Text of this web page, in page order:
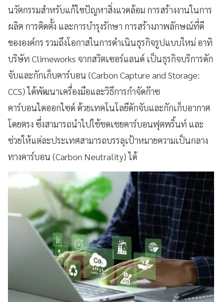
นวัตกรรมสำหรับแก้ไขปัญหาสิ่งแวดล้อม การสร้างงานในการ
ผลิต การติดตั้ง และการบำรุงรักษา การสร้างภาพลักษณ์ที่ดี
ขององค์กร รวมถึงโอกาสในการดำเนินธุรกิจรูปแบบใหม่ อาทิ
บริษัท Climeworks จากสวิตเซอร์แลนด์ เป็นธุรกิจบริการดัก
จับและกักเก็บคาร์บอน (Carbon Capture and Storage:
CCS) ได้พัฒนาเครื่องมือและวิธีการกำจัดก๊าซ
คาร์บอนไดออกไซด์ ด้วยเทคโนโลยีดักจับและกักเก็บอากาศ
โดยตรง ซึ่งสามารถนำไปใช้ชดเชยคาร์บอนฟุตพริ้นท์ และ
ช่วยให้แต่ละประเทศสามารถบรรลุเป้าหมายความเป็นกลาง
ทางคาร์บอน (Carbon Neutrality) ได้